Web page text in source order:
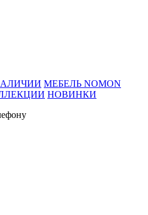
МЕБЕЛЬ NOMON
НОВИНКИ